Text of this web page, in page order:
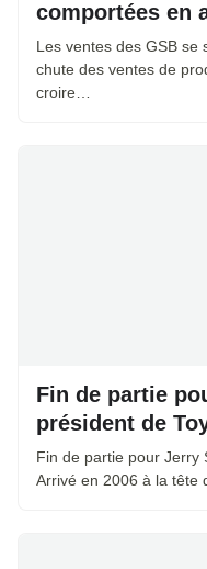
comportées en
Les ventes des GSB
chute des ventes de
croire…
Fin de partie
président de
Fin de partie pour Jerry
Arrivé en 2006 à la tête